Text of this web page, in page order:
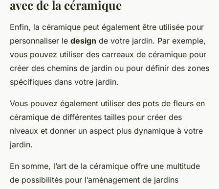
avec de la céramique
Enfin, la céramique peut également être utilisée pour
personnaliser le design de votre jardin. Par exemple,
vous pouvez utiliser des carreaux de céramique pour
créer des chemins de jardin ou pour définir des zones
spécifiques dans votre jardin.
Vous pouvez également utiliser des pots de fleurs en
céramique de différentes tailles pour créer des
niveaux et donner un aspect plus dynamique à votre
jardin.
En somme, l’art de la céramique offre une multitude
de possibilités pour l’aménagement de jardins